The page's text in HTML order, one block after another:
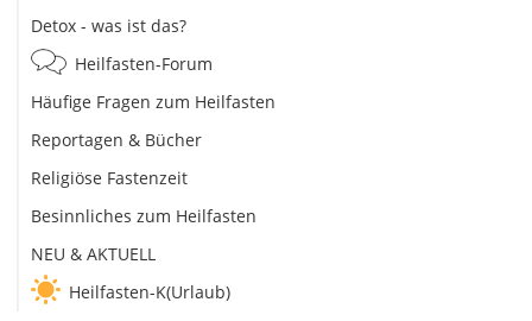
Detox - was ist das?
Heilfasten-Forum
Häufige Fragen zum Heilfasten
Reportagen & Bücher
Religiöse Fastenzeit
Besinnliches zum Heilfasten
NEU & AKTUELL
Heilfasten-K(Urlaub)